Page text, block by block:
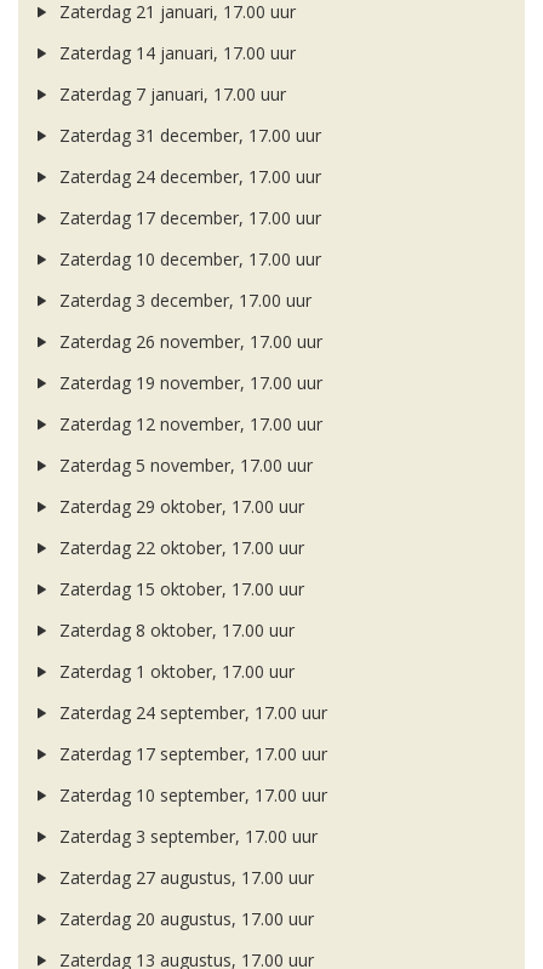
Zaterdag 21 januari, 17.00 uur
Zaterdag 14 januari, 17.00 uur
Zaterdag 7 januari, 17.00 uur
Zaterdag 31 december, 17.00 uur
Zaterdag 24 december, 17.00 uur
Zaterdag 17 december, 17.00 uur
Zaterdag 10 december, 17.00 uur
Zaterdag 3 december, 17.00 uur
Zaterdag 26 november, 17.00 uur
Zaterdag 19 november, 17.00 uur
Zaterdag 12 november, 17.00 uur
Zaterdag 5 november, 17.00 uur
Zaterdag 29 oktober, 17.00 uur
Zaterdag 22 oktober, 17.00 uur
Zaterdag 15 oktober, 17.00 uur
Zaterdag 8 oktober, 17.00 uur
Zaterdag 1 oktober, 17.00 uur
Zaterdag 24 september, 17.00 uur
Zaterdag 17 september, 17.00 uur
Zaterdag 10 september, 17.00 uur
Zaterdag 3 september, 17.00 uur
Zaterdag 27 augustus, 17.00 uur
Zaterdag 20 augustus, 17.00 uur
Zaterdag 13 augustus, 17.00 uur